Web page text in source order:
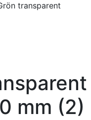
transparent
mm (2)